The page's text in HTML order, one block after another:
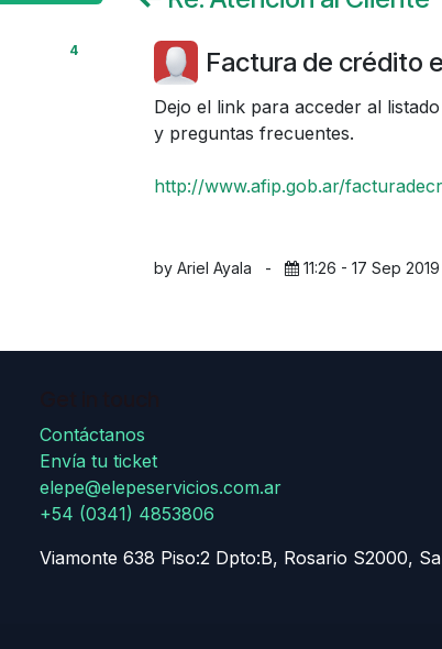
4
Factura de crédito
Dejo el link para acceder al
y preguntas frecuentes.
http://www.afip.gob.ar/
by Ariel Ayala - 11:26 - 17 Sep 2019
Contáctanos
Envía tu ticket
elepe@elepeservicios.com.ar
+54 (0341) 4853806
Viamonte 638 Piso:2 Dpto:B, Rosario S2000,